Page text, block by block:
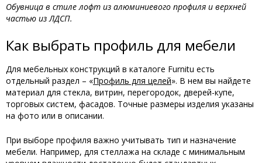
Обувница в стиле лофт из алюминиевого профиля и верхней
частью из ЛДСП.
Как выбрать профиль для мебели
Для мебельных конструкций в каталоге Furnitu есть
отдельный раздел – «Профиль для целей». В нем вы найдете
материал для стекла, витрин, перегородок, дверей-купе,
торговых систем, фасадов. Точные размеры изделия указаны
на фото или в описании.
При выборе профиля важно учитывать тип и назначение
мебели. Например, для стеллажа на складе с минимальным